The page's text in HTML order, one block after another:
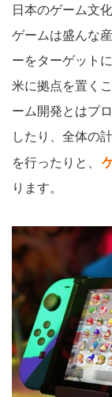
日本のゲーム文
ゲームは盛んな
ーをターゲット
米に拠点を置く
ーム開発とはプ
したり、全体の
を行ったりと、
ります。